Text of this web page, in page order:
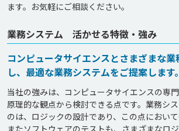
業務システム 活かせる特徴・強み
コンピュータサイエンスとさまざまな
し、最適な業務システムをご提案します。
当社の強みは、コンピュータサイエンスの専
原理的な観点から検討できる点です。業務シ
のは、ロジックの設計であり、この点において
またソフトウェアのテストも、さまざまなロ